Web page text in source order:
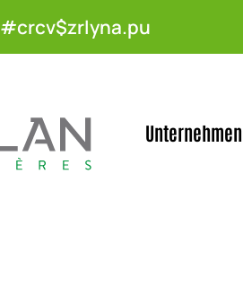
#crcv$zrlyna.pu
Unternehmen